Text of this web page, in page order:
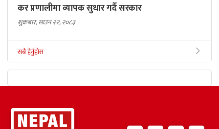
कर प्रणालीमा व्यापक सुधार गर्दै सरकार
शुक्रबार, साउन २२, २०८३
सबै हेर्नुहोस